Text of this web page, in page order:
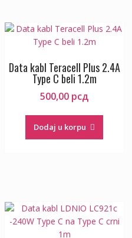
Data kabl Teracell Plus 2.4A
Type C beli 1.2m
500,00 рсд
Dodaj u korpu